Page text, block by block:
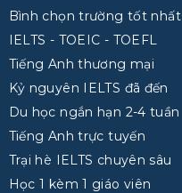
Bình chọn trường tốt nhất
IELTS - TOEIC - TOEFL
Tiếng Anh thương mại
Kỷ nguyên IELTS đã đến
Du học ngắn hạn 2-4 tuần
Tiếng Anh trực tuyến
Trại hè IELTS chuyên sâu
Học 1 kèm 1 giáo viên